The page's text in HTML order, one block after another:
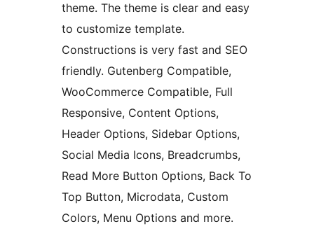
theme. The theme is clear and easy
to customize template.
Constructions is very fast and SEO
friendly. Gutenberg Compatible,
WooCommerce Compatible, Full
Responsive, Content Options,
Header Options, Sidebar Options,
Social Media Icons, Breadcrumbs,
Read More Button Options, Back To
Top Button, Microdata, Custom
Colors, Menu Options and more.